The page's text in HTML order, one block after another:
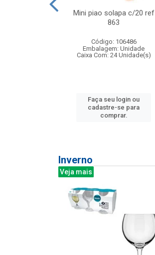
Mini piao solapa c/20 ref
863
Código: 106486
Embalagem: Unidade
Caixa Com: 24 Unidade(s)
Faça seu login ou
cadastre-se para
comprar.
Inverno
Veja mais